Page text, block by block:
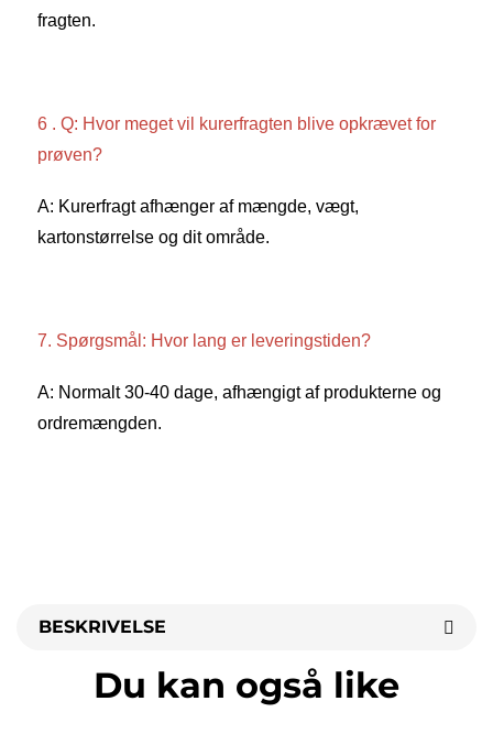
fragten.
6 . Q: Hvor meget vil kurerfragten blive opkrævet for
prøven?
A: Kurerfragt afhænger af mængde, vægt,
kartonstørrelse og dit område.
7. Spørgsmål: Hvor lang er leveringstiden?
A: Normalt 30-40 dage, afhængigt af produkterne og
ordremængden.
BESKRIVELSE
Du kan også like